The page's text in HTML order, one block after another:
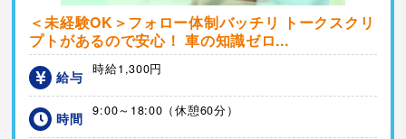
＜未経験OK＞フォロー体制バッチリ トークスクリ
プトがあるので安心！ 車の知識ゼロ...
給与 時給1,300円
時間 9:00～18:00（休憩60分）